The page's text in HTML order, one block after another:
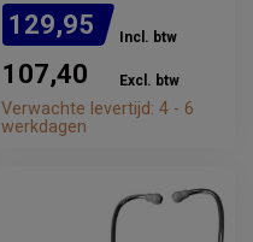
129,95 Incl. btw
107,40 Excl. btw
Verwachte levertijd: 4 - 6
werkdagen